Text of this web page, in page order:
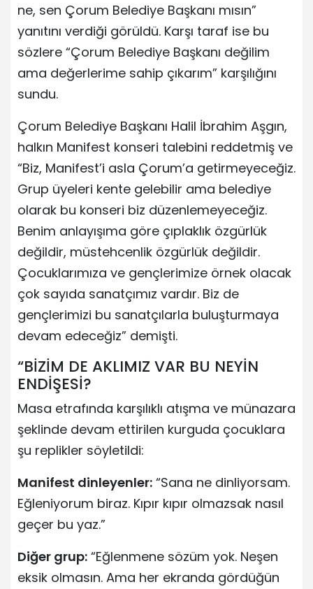
ne, sen Çorum Belediye Başkanı mısın”
yanıtını verdiği görüldü. Karşı taraf ise bu
sözlere “Çorum Belediye Başkanı değilim
ama değerlerime sahip çıkarım” karşılığını
sundu.
Çorum Belediye Başkanı Halil İbrahim Aşgın,
halkın Manifest konseri talebini reddetmiş ve
“Biz, Manifest’i asla Çorum’a getirmeyeceğiz.
Grup üyeleri kente gelebilir ama belediye
olarak bu konseri biz düzenlemeyeceğiz.
Benim anlayışıma göre çıplaklık özgürlük
değildir, müstehcenlik özgürlük değildir.
Çocuklarımıza ve gençlerimize örnek olacak
çok sayıda sanatçımız vardır. Biz de
gençlerimizi bu sanatçılarla buluşturmaya
devam edeceğiz” demişti.
“BİZİM DE AKLIMIZ VAR BU NEYİN
ENDİŞESİ?
Masa etrafında karşılıklı atışma ve münazara
şeklinde devam ettirilen kurguda çocuklara
şu replikler söyletildi:
Manifest dinleyenler: “Sana ne dinliyorsam.
Eğleniyorum biraz. Kıpır kıpır olmazsak nasıl
geçer bu yaz.”
Diğer grup: “Eğlenmene sözüm yok. Neşen
eksik olmasın. Ama her ekranda gördüğün